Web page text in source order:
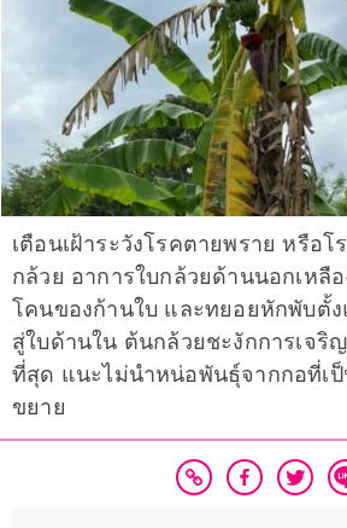
เตือนเฝ้าระวังโรคตายพราย หรือโ
กล้วย อาการใบกล้วยด้านนอกเหลื
โคนของก้านใบ และทยอยหักพับตั้ง
สู่ใบด้านใน ต้นกล้วยชะงักการเจริ
ที่สุด แนะไม่นำหน่อพันธุ์จากกอที่เ
ขยาย